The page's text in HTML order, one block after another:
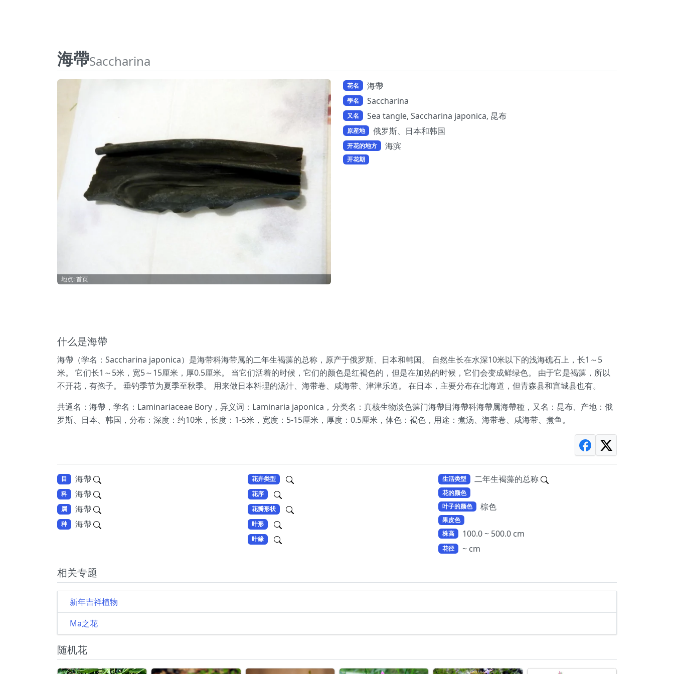
海帶Saccharina
地点: 首页
花名 海帶
學名 Saccharina
又名 Sea tangle, Saccharina japonica, 昆布
原産地 俄罗斯、日本和韩国
开花的地方 海滨
开花期
什么是海帶
海帶（学名：Saccharina japonica）是海带科海带属的二年生褐藻的总称，原产于俄罗斯、日本和韩国。 自然生长在水深10米以下的浅海礁石上，长1～5
米。 它们长1～5米，宽5～15厘米，厚0.5厘米。 当它们活着的时候，它们的颜色是红褐色的，但是在加热的时候，它们会变成鲜绿色。 由于它是褐藻，所以
不开花，有孢子。 垂钓季节为夏季至秋季。 用来做日本料理的汤汁、海带卷、咸海带、津津乐道。 在日本，主要分布在北海道，但青森县和宫城县也有。
共通名：海帶，学名：Laminariaceae Bory，异义词：Laminaria japonica，分类名：真核生物淡色藻门海帶目海帶科海帶属海帶種，又名：昆布、产地：俄
罗斯、日本、韩国，分布：深度：约10米，长度：1-5米，宽度：5-15厘米，厚度：0.5厘米，体色：褐色，用途：煮汤、海带卷、咸海带、煮鱼。
目 海帶
科 海帶
属 海帶
种 海帶
花卉类型
花序
花瓣形状
叶形
叶緣
生活类型 二年生褐藻的总称
花的颜色
叶子的颜色
棕色
果皮色
株高
100.0 ~ 500.0 cm
花径 ~ cm
相关专题
新年吉祥植物
Ma之花
随机花